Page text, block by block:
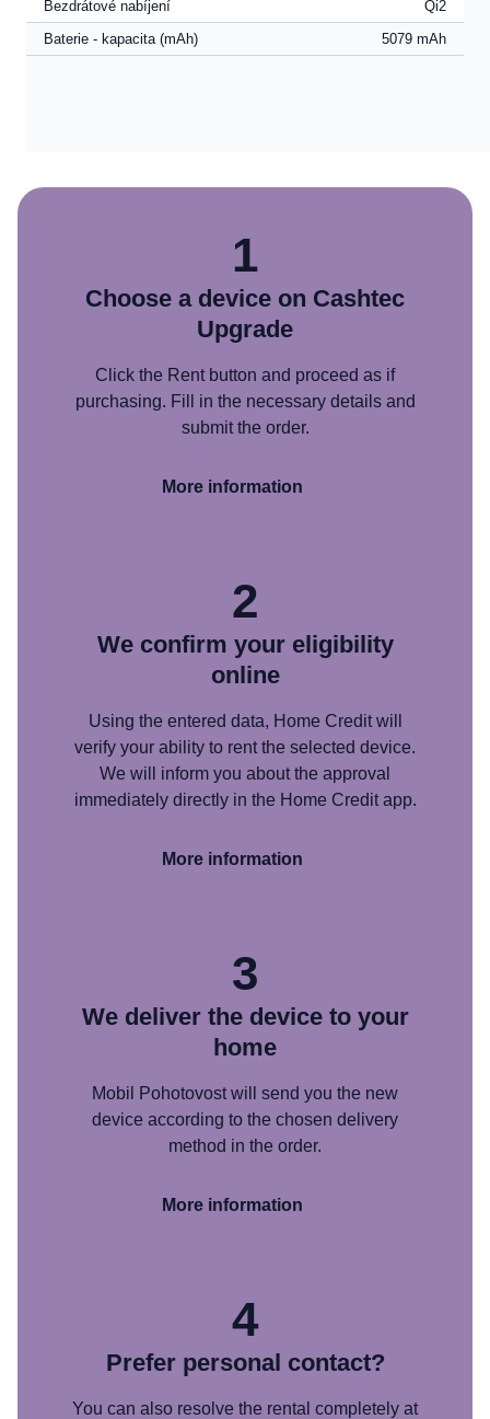
Bezdrátové nabíjení
Qi2
Baterie - kapacita (mAh)
5079 mAh
1
Choose a device on Cashtec
Upgrade
Click the Rent button and proceed as if
purchasing. Fill in the necessary details and
submit the order.
More information
2
We confirm your eligibility
online
Using the entered data, Home Credit will
verify your ability to rent the selected device.
We will inform you about the approval
immediately directly in the Home Credit app.
More information
3
We deliver the device to your
home
Mobil Pohotovost will send you the new
device according to the chosen delivery
method in the order.
More information
4
Prefer personal contact?
You can also resolve the rental completely at